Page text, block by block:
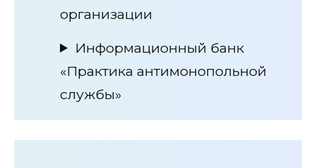
организации
Информационный банк
«Практика антимонопольной
службы»